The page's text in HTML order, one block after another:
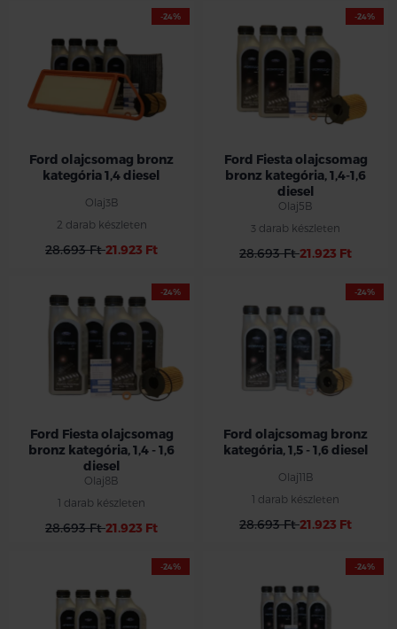
-24%
Ford olajcsomag bronz
kategória 1,4 diesel
Olaj3B
2 darab készleten
28.693 Ft21.923 Ft
-24%
Ford Fiesta olajcsomag
bronz kategória, 1,4-1,6
diesel
Olaj5B
3 darab készleten
28.693 Ft21.923 Ft
-24%
Ford Fiesta olajcsomag
bronz kategória, 1,4 - 1,6
diesel
Olaj8B
1 darab készleten
28.693 Ft21.923 Ft
-24%
Ford olajcsomag bronz
kategória, 1,5 - 1,6 diesel
Olaj11B
1 darab készleten
28.693 Ft21.923 Ft
-24% -24%